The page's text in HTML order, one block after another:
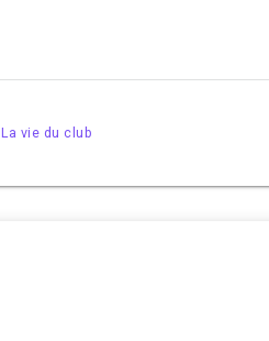
La vie du club